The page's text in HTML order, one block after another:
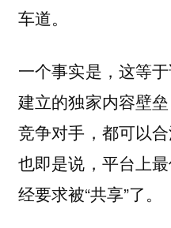
车道。
一个事实是，这等
建立的独家内容壁
竞争对手，都可以
也即是说，平台上
经要求被“共享”了。